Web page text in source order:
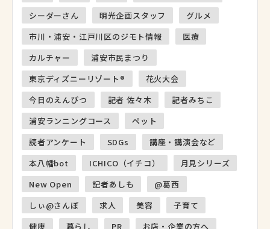
シーダーさん
明光企画スタッフ
グルメ
市川・浦安・江戸川区のジモト情報
医療
カルチャー
浦安市民まつり
東京ディズニーリゾート®
花火大会
今日のえんぴつ
記者 佐々木
記者みちこ
浦安ランニングコース
ペット
読者アンケート
SDGs
講座・講演会など
本八幡bot
ICHICO（イチコ）
月見シリーズ
New Open
記者あしも
@葛西
しぃ@さんぽ
求人 美容
子育て
健康
暮らし PR
お店・企業の方へ